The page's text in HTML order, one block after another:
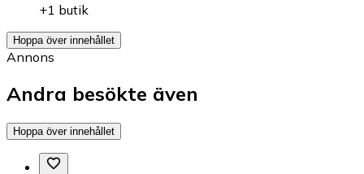
+1 butik
Hoppa över innehållet
Annons
Andra besökte även
Hoppa över innehållet